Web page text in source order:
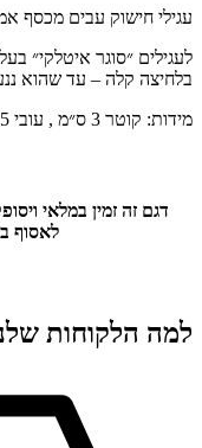
עגילי חישוק עבים מכסף
לעגילים ״סוגר איטלקי״
בלחיצה קלה – עד שהוא
מידות: קוטר 3 ס״מ , עובי 5 מ״מ
לאסוף
למה הלקוחות